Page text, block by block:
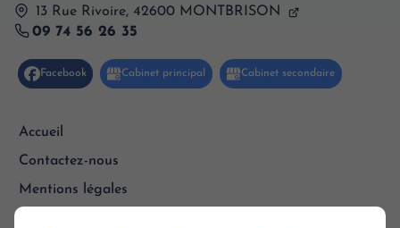
13 Rue Rivoire, 42600 MONTBRISON
09 74 56 26 35
Accueil
Contactez-nous
Mentions légales